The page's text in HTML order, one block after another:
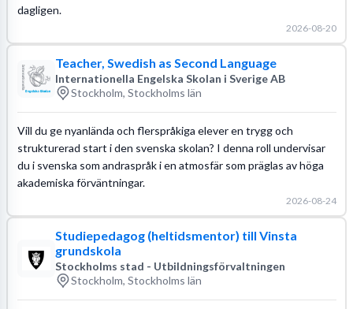
dagligen.
2026-08-20
Teacher, Swedish as Second Language
Internationella Engelska Skolan i Sverige AB
Stockholm, Stockholms län
Vill du ge nyanlända och flerspråkiga elever en trygg och
strukturerad start i den svenska skolan? I denna roll undervisar
du i svenska som andraspråk i en atmosfär som präglas av höga
akademiska förväntningar.
2026-08-24
Studiepedagog (heltidsmentor) till Vinsta
grundskola
Stockholms stad - Utbildningsförvaltningen
Stockholm, Stockholms län